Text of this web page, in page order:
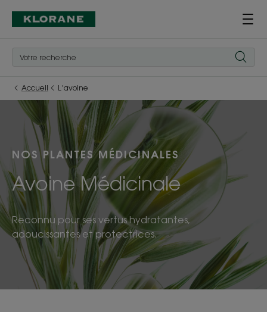
Accueil L’avoine
NOS PLANTES MÉDICINALES
Avoine Médicinale
Reconnu pour ses vertus hydratantes,
adoucissantes et protectrices.